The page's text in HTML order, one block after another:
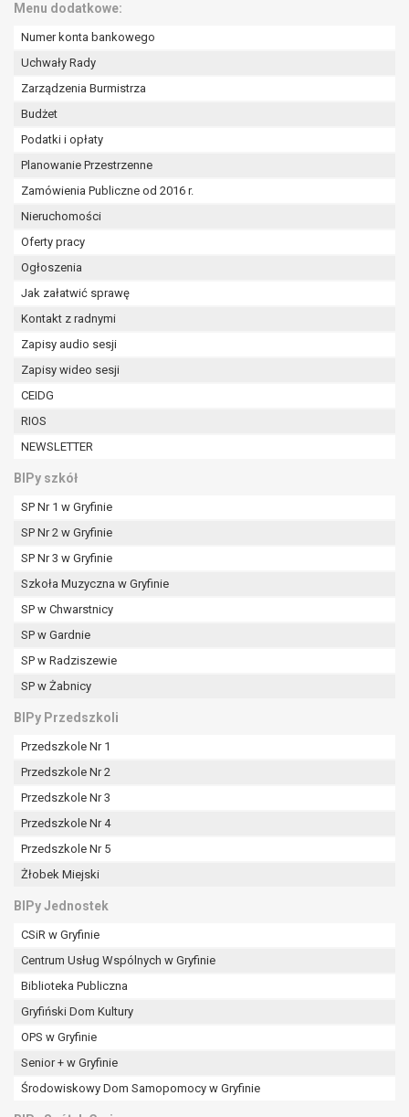
Menu dodatkowe:
Numer konta bankowego
Uchwały Rady
Zarządzenia Burmistrza
Budżet
Podatki i opłaty
Planowanie Przestrzenne
Zamówienia Publiczne od 2016 r.
Nieruchomości
Oferty pracy
Ogłoszenia
Jak załatwić sprawę
Kontakt z radnymi
Zapisy audio sesji
Zapisy wideo sesji
CEIDG
RIOS
NEWSLETTER
BIPy szkół
SP Nr 1 w Gryfinie
SP Nr 2 w Gryfinie
SP Nr 3 w Gryfinie
Szkoła Muzyczna w Gryfinie
SP w Chwarstnicy
SP w Gardnie
SP w Radziszewie
SP w Żabnicy
BIPy Przedszkoli
Przedszkole Nr 1
Przedszkole Nr 2
Przedszkole Nr 3
Przedszkole Nr 4
Przedszkole Nr 5
Żłobek Miejski
BIPy Jednostek
CSiR w Gryfinie
Centrum Usług Wspólnych w Gryfinie
Biblioteka Publiczna
Gryfiński Dom Kultury
OPS w Gryfinie
Senior + w Gryfinie
Środowiskowy Dom Samopomocy w Gryfinie